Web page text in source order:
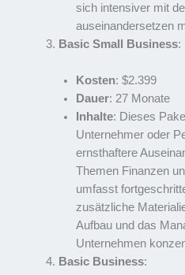
sich intensiver mit
auseinandersetzen
Basic Small Business:
Kosten: $2.399
Dauer: 27 Monate
Inhalte: Dieses
Unternehmer oder
ernsthaftere
Themen Finanzen
umfasst
zusätzliche
Aufbau und das
Unternehmen
Basic Business: